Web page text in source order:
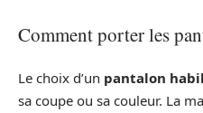
Comment porter les
Le choix d’un pantalon
sa coupe ou sa couleur. La